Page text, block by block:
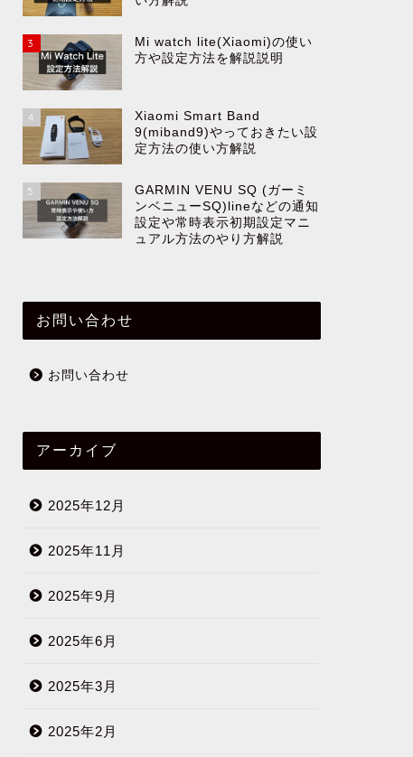
3
Mi watch lite(Xiaomi)の使い
方や設定方法を解説説明
4
Xiaomi Smart Band
9(miband9)やっておきたい設
定方法の使い方解説
5
GARMIN VENU SQ (ガーミ
ンベニューSQ)lineなどの通知
設定や常時表示初期設定マニ
ュアル方法のやり方解説
お問い合わせ
お問い合わせ
アーカイブ
2025年12月
2025年11月
2025年9月
2025年6月
2025年3月
2025年2月